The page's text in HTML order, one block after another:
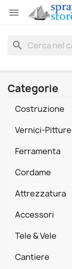

search
Categorie
Costruzione
Vernici-Pitture
Ferramenta
Cordame
Attrezzatura
Accessori
Tele & Vele
Cantiere